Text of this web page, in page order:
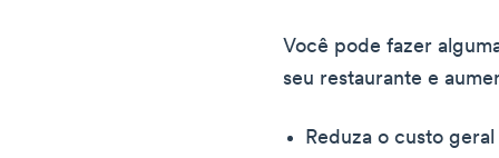
Você pode fazer
seu restaurante e
Reduza o custo